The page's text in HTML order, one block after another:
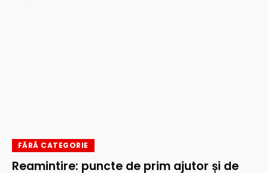
FĂRĂ CATEGORIE
Reamintire: puncte de prim ajutor și de